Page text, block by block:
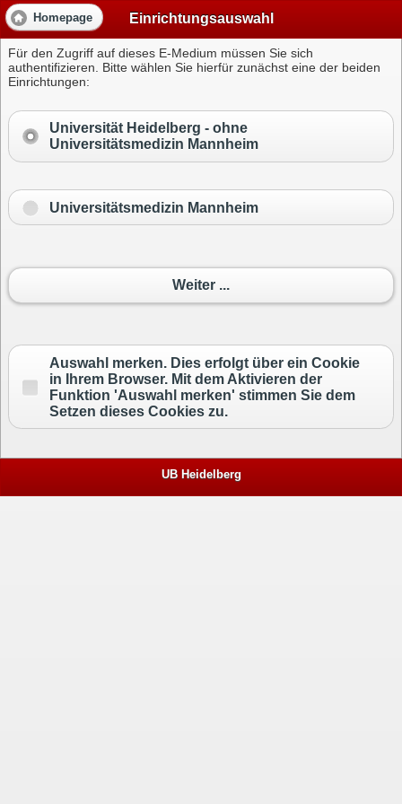
Homepage Einrichtungsauswahl
Für den Zugriff auf dieses E-Medium müssen Sie sich
authentifizieren. Bitte wählen Sie hierfür zunächst eine der beiden
Einrichtungen:
Universität Heidelberg - ohne
Universitätsmedizin Mannheim
Universitätsmedizin Mannheim
Weiter ...
Auswahl merken. Dies erfolgt über ein Cookie
in Ihrem Browser. Mit dem Aktivieren der
Funktion 'Auswahl merken' stimmen Sie dem
Setzen dieses Cookies zu.
UB Heidelberg